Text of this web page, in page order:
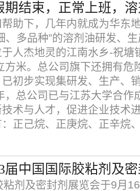
结束，正常上班，
助下，几年内就成为华东
、多品种”的溶剂油研发、
人杰地灵的江南水乡-祝塘
方米。总公司旗下还拥有危
初步实现集研发、生产、
，总公司已与江苏大学合作
术与人才，促进企业技术
正己烷、正庚烷、正辛烷
届中国国际胶粘剂及
剂及密封剂展览会于9月